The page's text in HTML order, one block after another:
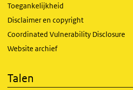
Toegankelijkheid
Disclaimer en copyright
Coordinated Vulnerability Disclosure
Website archief
Talen